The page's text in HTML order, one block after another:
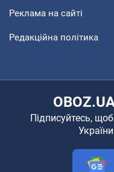
Реклама на сайті
Редакційна політика
Підписуйтесь,